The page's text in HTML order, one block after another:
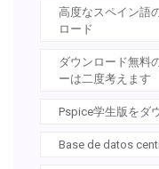
高度なスペイン語
ロード
ダウンロード無料
ーは二度考えます
Pspice学生版をダ
Base de datos